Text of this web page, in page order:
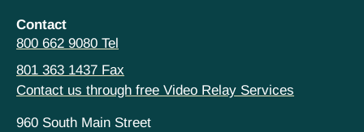
Contact
800 662 9080 Tel
801 363 1437 Fax
Contact us through free Video Relay Services
960 South Main Street